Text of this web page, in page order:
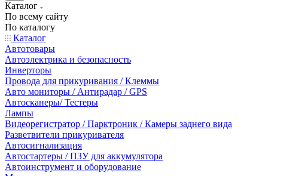
Каталог
По всему сайту
По каталогу
Каталог
Автотовары
Автоэлектрика и безопасность
Инверторы
Провода для прикуривания / Клеммы
Авто мониторы / Антирадар / GPS
Автосканеры/ Тестеры
Лампы
Видеорегистратор / Парктроник / Камеры заднего вида
Разветвители прикуривателя
Автосигнализация
Автостартеры / ПЗУ для аккумулятора
Автоинструмент и оборудование